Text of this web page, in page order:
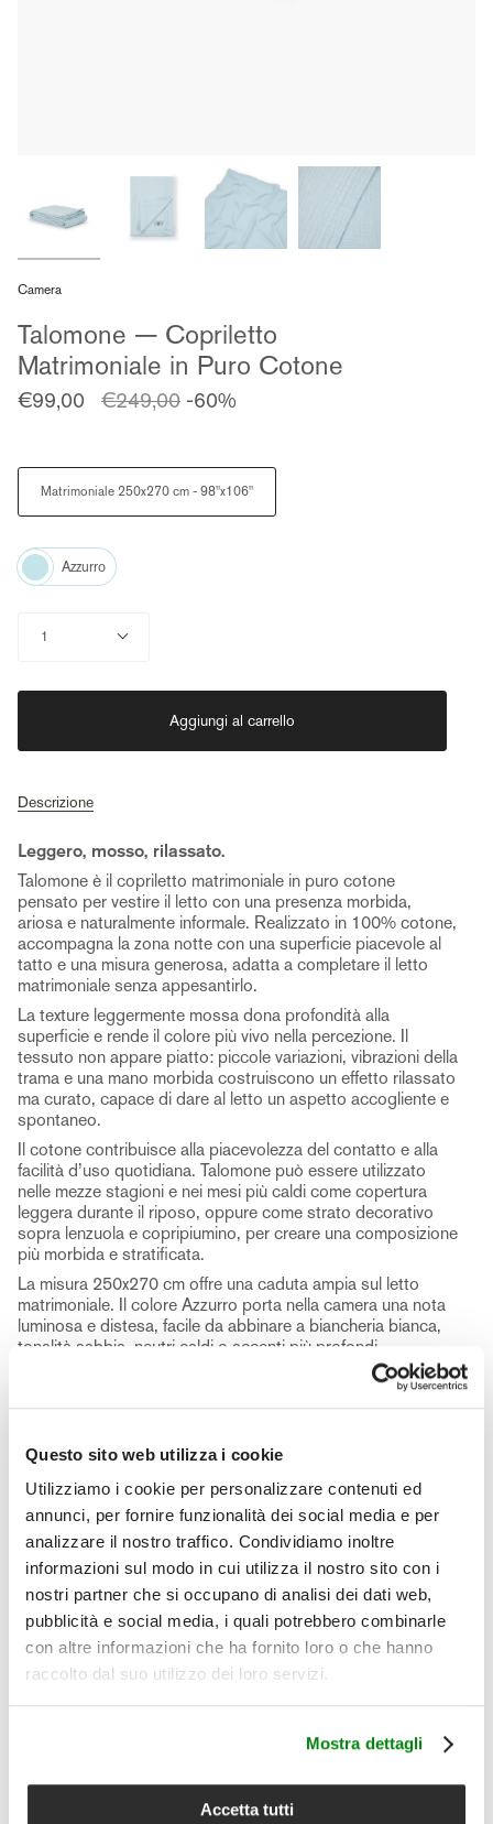
Questo sito web utilizza i cookie
Utilizziamo i cookie per personalizzare contenuti ed
annunci, per fornire funzionalità dei social media e per
analizzare il nostro traffico. Condividiamo inoltre
informazioni sul modo in cui utilizza il nostro sito con i
nostri partner che si occupano di analisi dei dati web,
pubblicità e social media, i quali potrebbero combinarle
con altre informazioni che ha fornito loro o che hanno
raccolto dal suo utilizzo dei loro servizi.
Mostra dettagli
Accetta tutti
Camera
Talomone — Copriletto
Matrimoniale in Puro Cotone
€99,00
Prezzo
€249,00 -60%
Size
Matrimoniale 250x270 cm - 98"x106"
Color
Azzurro
1
Aggiungi al carrello
Descrizione
Leggero, mosso, rilassato.
Talomone è il copriletto matrimoniale in puro cotone
pensato per vestire il letto con una presenza morbida,
ariosa e naturalmente informale. Realizzato in 100% cotone,
accompagna la zona notte con una superficie piacevole al
tatto e una misura generosa, adatta a completare il letto
matrimoniale senza appesantirlo.
La texture leggermente mossa dona profondità alla
superficie e rende il colore più vivo nella percezione. Il
tessuto non appare piatto: piccole variazioni, vibrazioni della
trama e una mano morbida costruiscono un effetto rilassato
ma curato, capace di dare al letto un aspetto accogliente e
spontaneo.
Il cotone contribuisce alla piacevolezza del contatto e alla
facilità d’uso quotidiana. Talomone può essere utilizzato
nelle mezze stagioni e nei mesi più caldi come copertura
leggera durante il riposo, oppure come strato decorativo
sopra lenzuola e copripiumino, per creare una composizione
più morbida e stratificata.
La misura 250x270 cm offre una caduta ampia sul letto
matrimoniale. Il colore Azzurro porta nella camera una nota
luminosa e distesa, facile da abbinare a biancheria bianca,
tonalità sabbia, neutri caldi o accenti più profondi.
Talomone interpreta il copriletto in cotone come un
elemento semplice da vivere, ma capace di trasformare la
camera con leggerezza e continuità.
Il prodotto comprende:
1 copriletto matrimoniale
Dettagli
• Tipologia prodotto: copriletto matrimoniale
• Misura: 250x270 cm
• Colore disponibile: Azzurro
• Texture leggera e delicatamente mossa
• Superficie morbida e piacevole al tatto
• Caduta ampia sul letto matrimoniale
• Ideale per primavera, estate e mezze stagioni
cloro; asciugatrice a basse temperature; stirare max 150°C;
lavare separatamente con ciclo delicato